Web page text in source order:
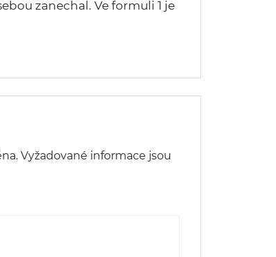
zanechal. Ve formuli 1 je
Vyžadované informace jsou